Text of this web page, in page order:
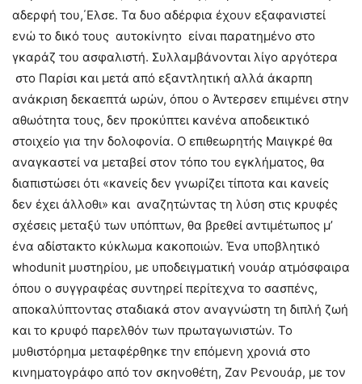
αδερφή του,΄Ελσε. Τα δυο αδέρφια έχουν εξαφανιστεί
ενώ το δικό τους αυτοκίνητο είναι παρατημένο στο
γκαράζ του ασφαλιστή. Συλλαμβάνονται λίγο αργότερα
στο Παρίσι και μετά από εξαντλητική αλλά άκαρπη
ανάκριση δεκαεπτά ωρών, όπου ο Άντερσεν επιμένει στην
αθωότητα τους, δεν προκύπτει κανένα αποδεικτικό
στοιχείο για την δολοφονία. Ο επιθεωρητής Μαιγκρέ θα
αναγκαστεί να μεταβεί στον τόπο του εγκλήματος, θα
διαπιστώσει ότι «κανείς δεν γνωρίζει τίποτα και κανείς
δεν έχει άλλοθι» και αναζητώντας τη λύση στις κρυφές
σχέσεις μεταξύ των υπόπτων, θα βρεθεί αντιμέτωπος μ’
ένα αδίστακτο κύκλωμα κακοποιών. Ένα υποβλητικό
whodunit μυστηρίου, με υποδειγματική νουάρ ατμόσφαιρα
όπου ο συγγραφέας συντηρεί περίτεχνα το σασπένς,
αποκαλύπτοντας σταδιακά στον αναγνώστη τη διπλή ζωή
και το κρυφό παρελθόν των πρωταγωνιστών. Το
μυθιστόρημα μεταφέρθηκε την επόμενη χρονιά στο
κινηματογράφο από τον σκηνοθέτη, Ζαν Ρενουάρ, με τον